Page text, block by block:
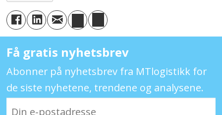
Få gratis nyhetsbrev
Abonner på nyhetsbrev fra MTlogistikk for
de siste nyhetene, trendene og analysene.